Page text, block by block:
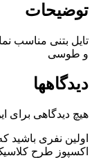
توضیحات
و طوسی
دیدگاهها
هیچ دیدگاهی
اولین نفری باشید
اکسپوز طرح